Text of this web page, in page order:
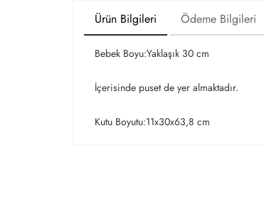
Ürün Bilgileri Ödeme Bilgileri
Bebek Boyu:Yaklaşık 30 cm
İçerisinde puset de yer almaktadır.
Kutu Boyutu:11x30x63,8 cm